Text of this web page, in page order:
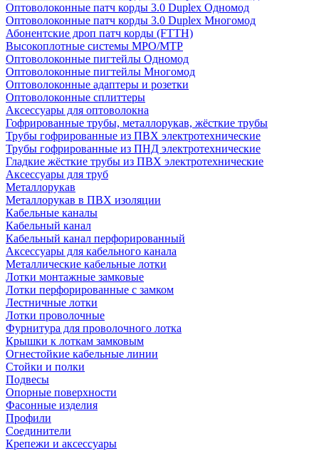
Оптоволоконные патч корды 3.0 Duplex Одномод
Оптоволоконные патч корды 3.0 Duplex Многомод
Абонентские дроп патч корды (FTTH)
Высокоплотные системы MPO/MTP
Оптоволоконные пигтейлы Одномод
Оптоволоконные пигтейлы Многомод
Оптоволоконные адаптеры и розетки
Оптоволоконные сплиттеры
Аксессуары для оптоволокна
Гофрированные трубы, металлорукав, жёсткие трубы
Трубы гофрированные из ПВХ электротехнические
Трубы гофрированные из ПНД электротехнические
Гладкие жёсткие трубы из ПВХ электротехнические
Аксессуары для труб
Металлорукав
Металлорукав в ПВХ изоляции
Кабельные каналы
Кабельный канал
Кабельный канал перфорированный
Аксессуары для кабельного канала
Металлические кабельные лотки
Лотки монтажные замковые
Лотки перфорированные с замком
Лестничные лотки
Лотки проволочные
Фурнитура для проволочного лотка
Крышки к лоткам замковым
Огнестойкие кабельные линии
Стойки и полки
Подвесы
Опорные поверхности
Фасонные изделия
Профили
Соединители
Крепежи и аксессуары